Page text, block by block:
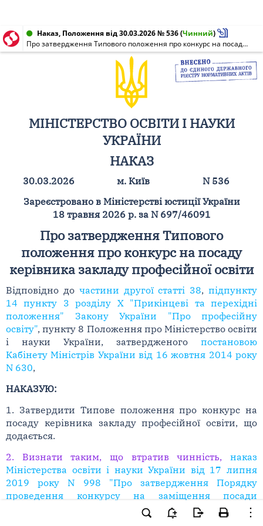
Наказ, Положення від 30.03.2026 № 536(Чинний)
Про затвердження Типового положення про конкурс на посаду керівника закладу професійної освіти